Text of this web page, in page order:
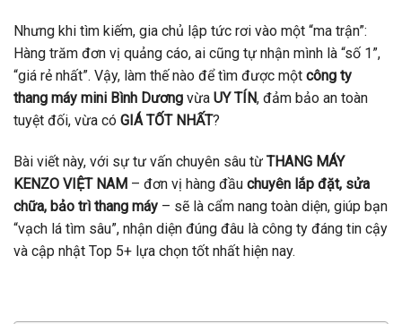
Nhưng khi tìm kiếm, gia chủ lập tức rơi vào một “ma trận”:
Hàng trăm đơn vị quảng cáo, ai cũng tự nhận mình là “số 1”,
“giá rẻ nhất”. Vậy, làm thế nào để tìm được một công ty
thang máy mini Bình Dương vừa UY TÍN, đảm bảo an toàn
tuyệt đối, vừa có GIÁ TỐT NHẤT?
Bài viết này, với sự tư vấn chuyên sâu từ THANG MÁY
KENZO VIỆT NAM – đơn vị hàng đầu chuyên lắp đặt, sửa
chữa, bảo trì thang máy – sẽ là cẩm nang toàn diện, giúp bạn
“vạch lá tìm sâu”, nhận diện đúng đâu là công ty đáng tin cậy
và cập nhật Top 5+ lựa chọn tốt nhất hiện nay.